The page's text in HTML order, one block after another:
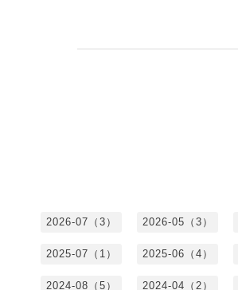
2026-07（3） 2026-05（3）
2025-07（1） 2025-06（4）
2024-08（5） 2024-04（2）